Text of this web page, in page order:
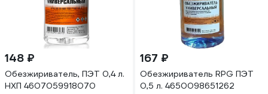
148 ₽
Обезжириватель, ПЭТ 0,4 л.
НХП 4607059918070
167 ₽
Обезжириватель RPG ПЭТ
0,5 л. 4650098651262